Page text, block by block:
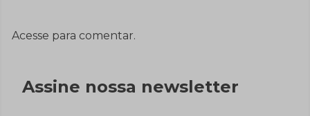
Acesse para comentar.
Assine nossa newsletter